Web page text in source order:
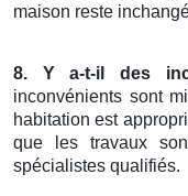
maison reste
8. Y a-t-il des
inconvénients sont
habitation est
que les travaux
spécialistes qualifiés.